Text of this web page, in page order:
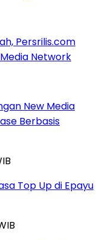
Persrilis.com
Network
New Media
Berbasis
Top Up di Epayu